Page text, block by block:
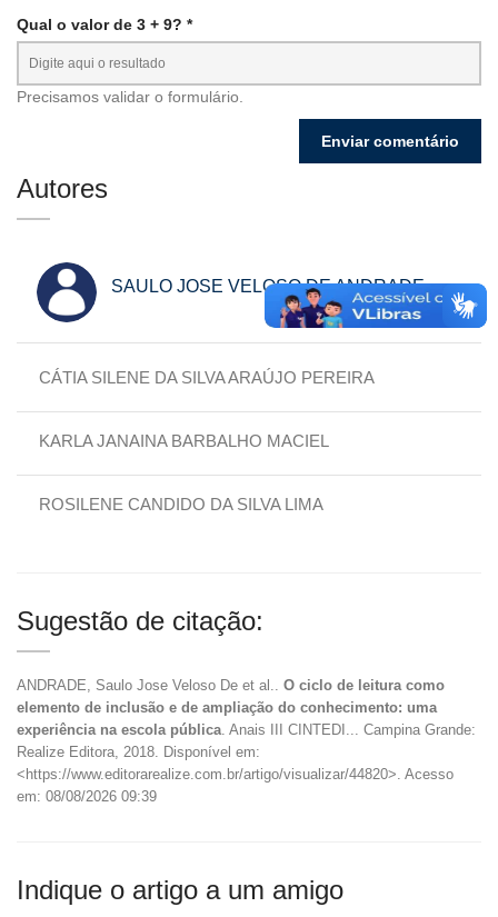
Qual o valor de 3 + 9? *
Precisamos validar o formulário.
Autores
SAULO JOSE VELOSO DE ANDRADE
CÁTIA SILENE DA SILVA ARAÚJO PEREIRA
KARLA JANAINA BARBALHO MACIEL
ROSILENE CANDIDO DA SILVA LIMA
Sugestão de citação:
ANDRADE, Saulo Jose Veloso De et al.. O ciclo de leitura como
elemento de inclusão e de ampliação do conhecimento: uma
experiência na escola pública . Anais III CINTEDI... Campina Grande:
Realize Editora, 2018. Disponível em:
<https://www.editorarealize.com.br/artigo/visualizar/44820>. Acesso
em: 08/08/2026 09:39
Indique o artigo a um amigo